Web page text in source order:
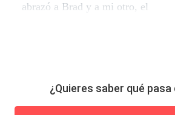
abrazó a Brad y a mi otro, el
¿Quieres saber qué pasa